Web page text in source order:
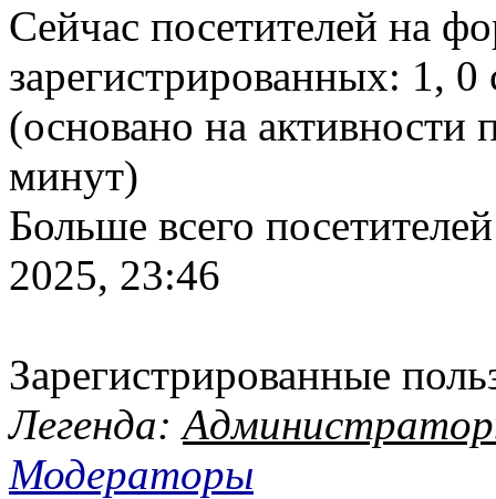
Сейчас посетителей на
зарегистрированных: 1,
(основано на активности
минут)
Больше всего
2025, 23:46
Зарегистрированные
Легенда:
Модераторы